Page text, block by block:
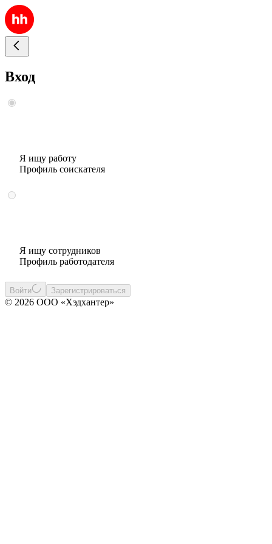
Вход
Я ищу работу
Профиль соискателя
Я ищу сотрудников
Профиль работодателя
Войти Зарегистрироваться
© 2026 ООО «Хэдхантер»